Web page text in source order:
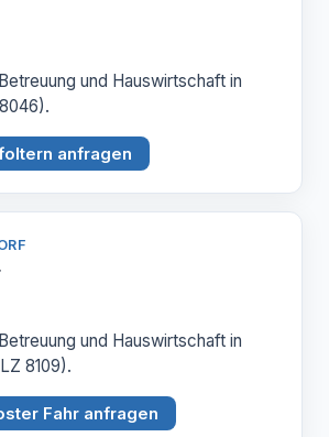
und Hauswirtschaft in
anfragen
und Hauswirtschaft in
8109).
Fahr anfragen